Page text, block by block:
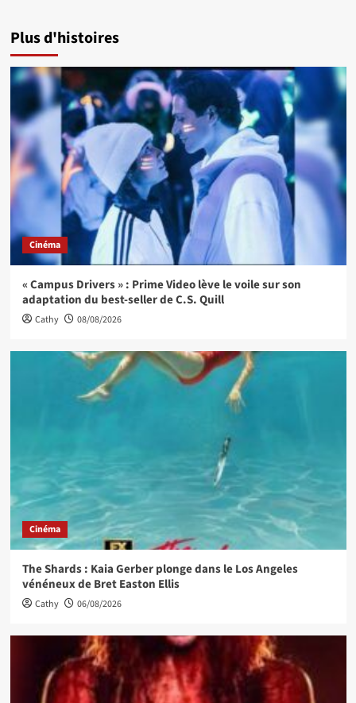
Plus d'histoires
Cinéma
« Campus Drivers » : Prime Video lève le voile sur son
adaptation du best-seller de C.S. Quill
Cathy 08/08/2026
Cinéma
The Shards : Kaia Gerber plonge dans le Los Angeles
vénéneux de Bret Easton Ellis
Cathy 06/08/2026